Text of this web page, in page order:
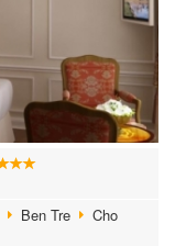
Ben Tre
Cho